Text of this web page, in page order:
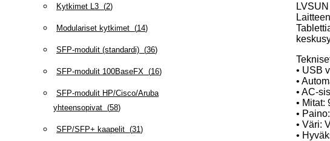
Kytkimet L3 (2)
Modulariset kytkimet (14)
SFP-modulit (standardi) (36)
SFP-modulit 100BaseFX (16)
SFP-modulit HP/Cisco/Aruba
yhteensopivat (58)
SFP/SFP+ kaapelit (31)
• USB
•
• AC-
• Mitat:
•
• Väri:
•